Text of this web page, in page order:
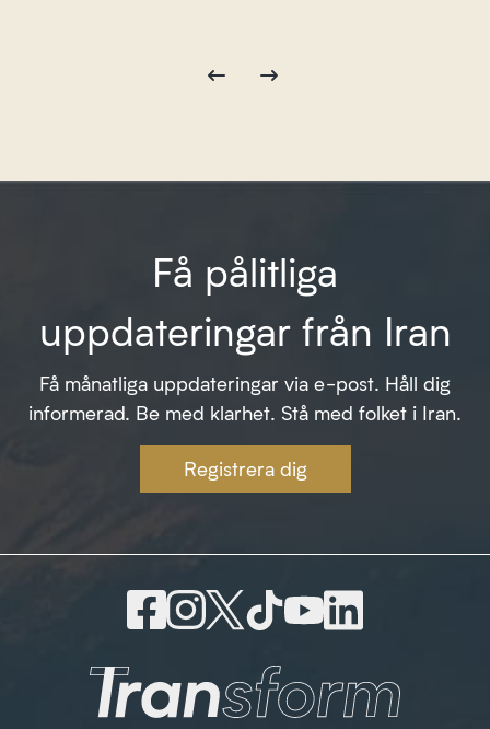
Få pålitliga
uppdateringar från Iran
Få månatliga uppdateringar via e-post. Håll dig
informerad. Be med klarhet. Stå med folket i Iran.
Registrera dig